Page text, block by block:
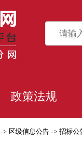
政策法规
-> 区级信息公告 -> 招标公